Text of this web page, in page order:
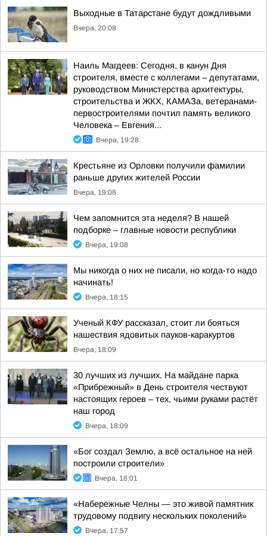
Выходные в Татарстане будут дождливыми
Вчера, 20:08
Наиль Магдеев: Сегодня, в канун Дня
строителя, вместе с коллегами – депутатами,
руководством Министерства архитектуры,
строительства и ЖКХ, КАМАЗа, ветеранами-
первостроителями почтил память великого
Человека – Евгения...
Вчера, 19:28
Крестьяне из Орловки получили фамилии
раньше других жителей России
Вчера, 19:08
Чем запомнится эта неделя? В нашей
подборке – главные новости республики
Вчера, 19:08
Мы никогда о них не писали, но когда-то надо
начинать!
Вчера, 18:15
Ученый КФУ рассказал, стоит ли бояться
нашествия ядовитых пауков-каракуртов
Вчера, 18:09
30 лучших из лучших. На майдане парка
«Прибрежный» в День строителя чествуют
настоящих героев – тех, чьими руками растёт
наш город
Вчера, 18:09
«Бог создал Землю, а всё остальное на ней
построили строители»
Вчера, 18:01
«Набережные Челны — это живой памятник
трудовому подвигу нескольких поколений»
Вчера, 17:57